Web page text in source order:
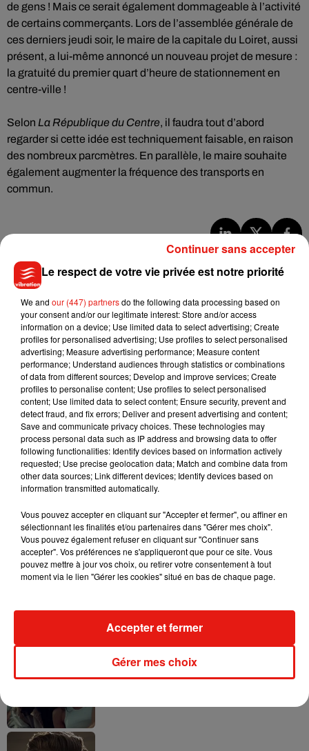
de gens ! Mais ce serait également dommageable à l’activité
de certains commerçants. Lors de l’assemblée générale de
ces derniers jeudi soir, le maire de la capitale du Loiret, aussi
présent, a lui-même annoncé un nouveau projet de mesure :
la gratuité du premier quart d’heure de stationnement en
centre-ville !
Selon La République du Centre, il faudra tout d’abord
regarder si cette idée est techniquement faisable, en raison
des nombreux parcmètres. En parallèle, le maire souhaite
également augmenter la fréquence des transports en
commun.
Musique
7 août 2026
Julien Lieb s’essaye à la vie de chatelain
dans son nouveau clip
7 août 2026
Madonna sort enfin le remix de « Love
Sensation » avec Kylie Minogue
7 août 2026
Tayc et Didi B dévoilent le single le plus
Angèle et Amélie Lens dévoilent leur
Le respect de votre vie privée est notre priorité
We and our (447) partnersdo the following data processing based on
your consent and/or our legitimate interest: Store and/or access
information on a device; Use limited data to select advertising; Create
profiles for personalised advertising; Use profiles to select personalised
advertising; Measure advertising performance; Measure content
performance; Understand audiences through statistics or combinations
of data from different sources; Develop and improve services; Create
profiles to personalise content; Use profiles to select personalised
content; Use limited data to select content; Ensure security, prevent and
detect fraud, and fix errors; Deliver and present advertising and content;
Save and communicate privacy choices. These technologies may
process personal data such as IP address and browsing data to offer
following functionalities: Identify devices based on information actively
requested; Use precise geolocation data; Match and combine data from
other data sources; Link different devices; Identify devices based on
information transmitted automatically.
Vous pouvez accepter en cliquant sur "Accepter et fermer", ou affiner en
sélectionnant les finalités et/ou partenaires dans "Gérer mes choix".
Vous pouvez également refuser en cliquant sur "Continuer sans
accepter". Vos préférences ne s'appliqueront que pour ce site. Vous
pouvez mettre à jour vos choix, ou retirer votre consentement à tout
moment via le lien "Gérer les cookies" situé en bas de chaque page.
Gérer mes choix
Accepter et fermer
Continuer sans accepter